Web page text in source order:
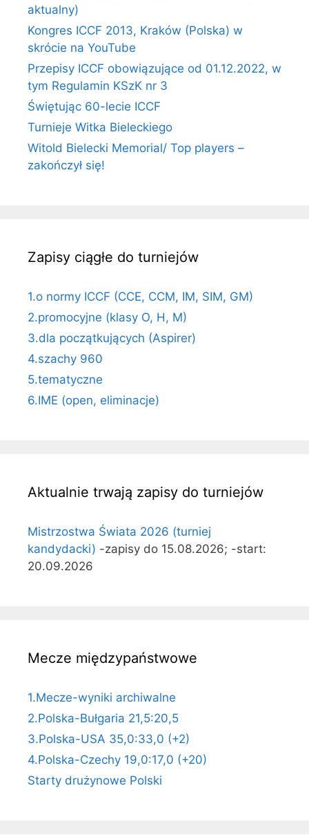
aktualny)
Kongres ICCF 2013, Kraków (Polska) w
skrócie na YouTube
Przepisy ICCF obowiązujące od 01.12.2022, w
tym Regulamin KSzK nr 3
Świętując 60-lecie ICCF
Turnieje Witka Bieleckiego
Witold Bielecki Memorial/ Top players –
zakończył się!
Zapisy ciągłe do turniejów
1.o normy ICCF (CCE, CCM, IM, SIM, GM)
2.promocyjne (klasy O, H, M)
3.dla początkujących (Aspirer)
4.szachy 960
5.tematyczne
6.IME (open, eliminacje)
Aktualnie trwają zapisy do turniejów
Mistrzostwa Świata 2026 (turniej
kandydacki) -zapisy do 15.08.2026; -start:
20.09.2026
Mecze międzypaństwowe
1.Mecze-wyniki archiwalne
2.Polska-Bułgaria 21,5:20,5
3.Polska-USA 35,0:33,0 (+2)
4.Polska-Czechy 19,0:17,0 (+20)
Starty drużynowe Polski